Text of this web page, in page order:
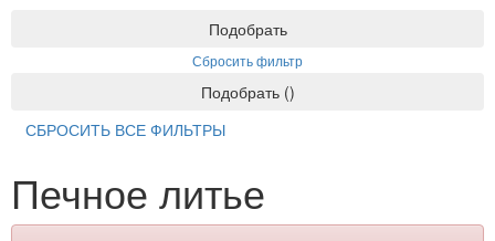
Подобрать
Сбросить фильтр
Подобрать ()
СБРОСИТЬ ВСЕ ФИЛЬТРЫ
Печное литье